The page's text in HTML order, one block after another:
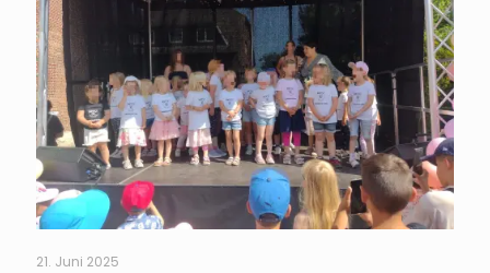
21. Juni 2025